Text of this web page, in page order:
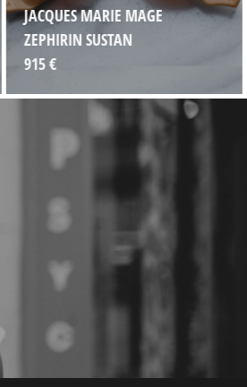
JACQUES MARIE MAGE
ZEPHIRIN SUSTAN
915 €